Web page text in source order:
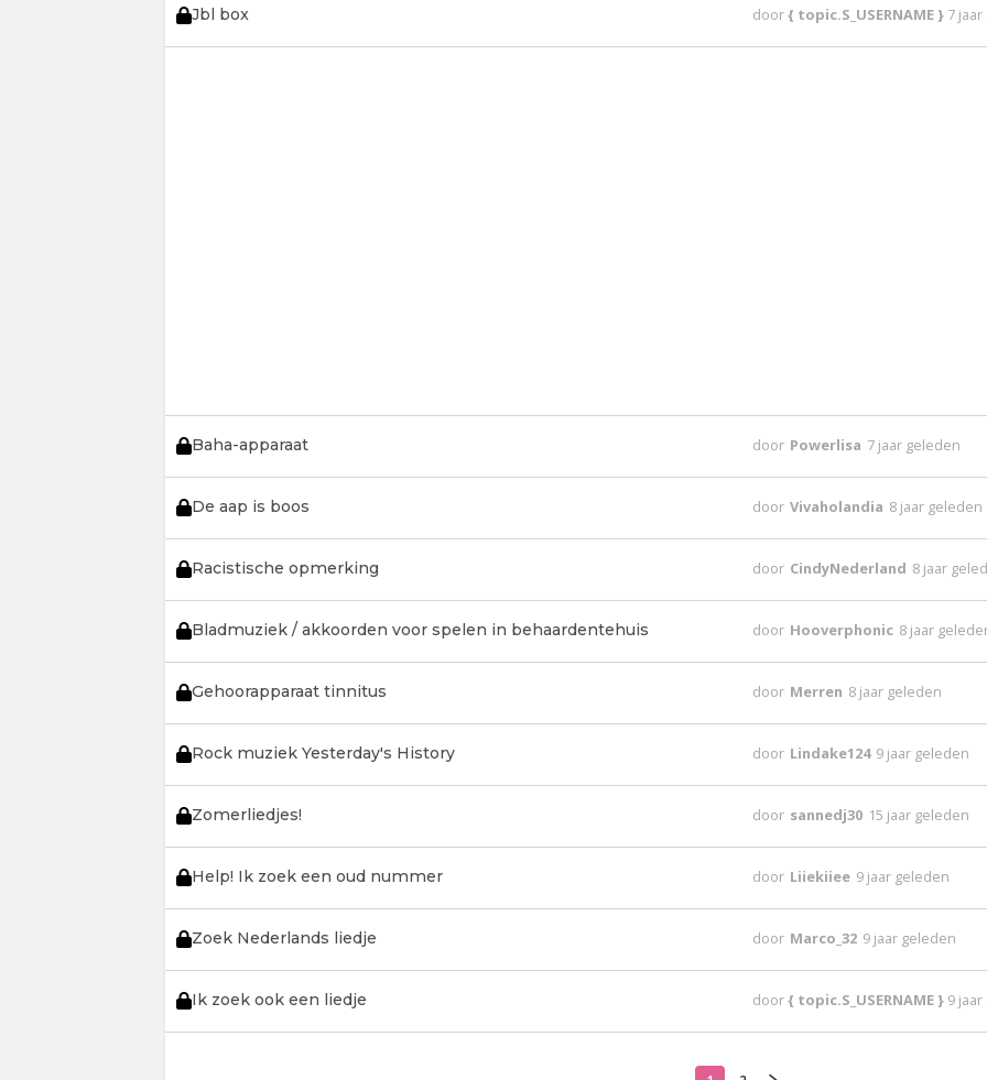
Jbl box door{ topic.S_USERNAME } 7
Baha-apparaat door Powerlisa 7 jaar geleden
De aap is boos door Vivaholandia 8 jaar geleden
Racistische opmerking door CindyNederland 8 jaar
Bladmuziek / akkoorden voor spelen in behaardentehuis door Hooverphonic 8 jaar
Gehoorapparaat tinnitus door Merren 8 jaar geleden
Rock muziek Yesterday's History door Lindake124 9 jaar geleden
Zomerliedjes! door sannedj30 15 jaar geleden
Help! Ik zoek een oud nummer door Liiekiiee 9 jaar geleden
Zoek Nederlands liedje door Marco_32 9 jaar geleden
Ik zoek ook een liedje door{ topic.S_USERNAME } 9